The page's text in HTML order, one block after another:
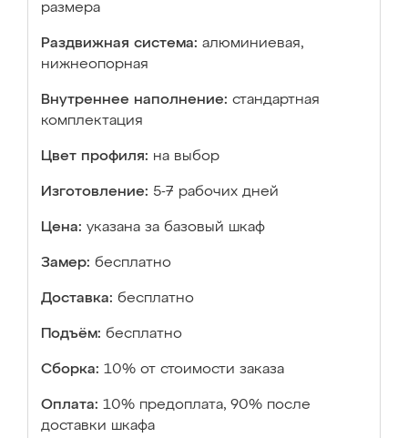
размера
Раздвижная система: алюминиевая,
нижнеопорная
Внутреннее наполнение: стандартная
комплектация
Цвет профиля: на выбор
Изготовление: 5-7 рабочих дней
Цена: указана за базовый шкаф
Замер: бесплатно
Доставка: бесплатно
Подъём: бесплатно
Сборка: 10% от стоимости заказа
Оплата: 10% предоплата, 90% после
доставки шкафа